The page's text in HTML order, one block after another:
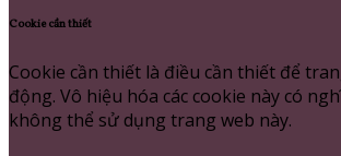
Cookie cần thiết
Cookie cần thiết là điều cần thiết để
động. Vô hiệu hóa các cookie này có
không thể sử dụng trang web này.